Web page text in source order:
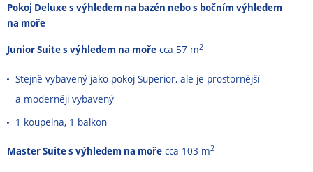
Pokoj Deluxe s výhledem na bazén nebo s bočním výhledem
na moře
Junior Suite s výhledem na moře cca 57 m2
Stejně vybavený jako pokoj Superior, ale je prostornější
a moderněji vybavený
1 koupelna, 1 balkon
Master Suite s výhledem na moře cca 103 m2